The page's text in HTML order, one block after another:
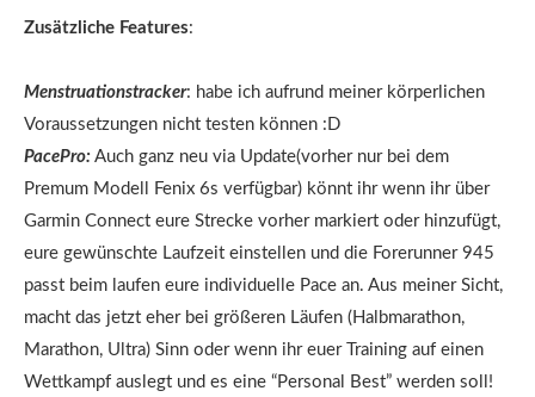
Zusätzliche Features:
Menstruationstracker: habe ich aufrund meiner körperlichen
Voraussetzungen nicht testen können :D
PacePro: Auch ganz neu via Update(vorher nur bei dem
Premum Modell Fenix 6s verfügbar) könnt ihr wenn ihr über
Garmin Connect eure Strecke vorher markiert oder hinzufügt,
eure gewünschte Laufzeit einstellen und die Forerunner 945
passt beim laufen eure individuelle Pace an. Aus meiner Sicht,
macht das jetzt eher bei größeren Läufen (Halbmarathon,
Marathon, Ultra) Sinn oder wenn ihr euer Training auf einen
Wettkampf auslegt und es eine “Personal Best” werden soll!